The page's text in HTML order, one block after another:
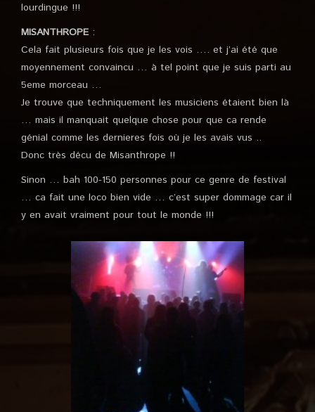
lourdingue !!!
MISANTHROPE:
Cela fait plusieurs fois que je les vois …. et j’ai été que
moyennement convaincu … à tel point que je suis parti au
5eme morceau …
Je trouve que techniquement les musiciens étaient bien là
… mais il manquait quelque chose pour que ca rende
génial comme les dernieres fois où je les avais vus ..
Donc très décu de Misanthrope !!
Sinon … bah 100-150 personnes pour ce genre de festival
… ca fait une loco bien vide … c’est super dommage car il
y en avait vraiment pour tout le monde !!!